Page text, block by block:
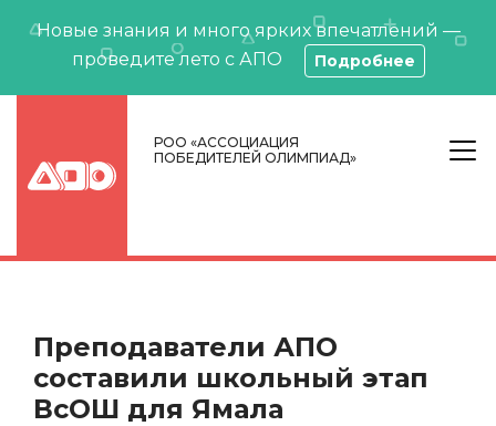
Новые знания и много ярких впечатлений —
проведите лето с АПО
Подробнее
РОО «АССОЦИАЦИЯ
ПОБЕДИТЕЛЕЙ ОЛИМПИАД»
Преподаватели АПО
составили школьный этап
ВсОШ для Ямала